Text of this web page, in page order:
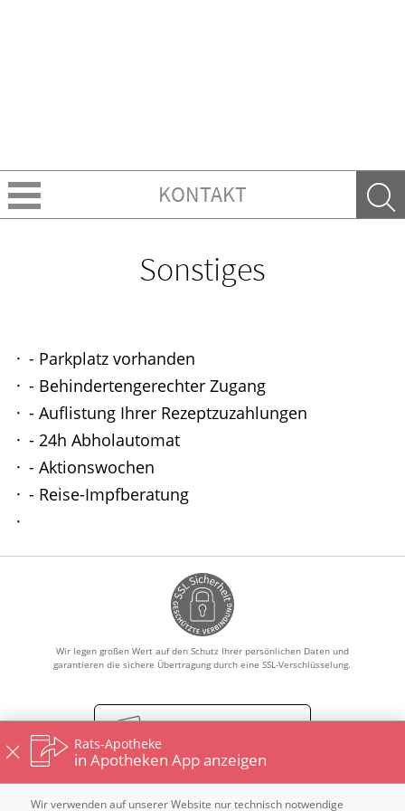
KONTAKT
Krankheiten & Therapie
HOMÖOPATHIE
ELTERN UND KIND
Sonstiges
- Parkplatz vorhanden
- Behindertengerechter Zugang
- Auflistung Ihrer Rezeptzuzahlungen
- 24h Abholautomat
- Aktionswochen
- Reise-Impfberatung
Wir legen großen Wert auf den Schutz Ihrer persönlichen Daten und
garantieren die sichere Übertragung durch eine SSL-Verschlüsselung.
Vertrag widerrufen
Rats-Apotheke
in Apotheken App anzeigen
Wir verwenden auf unserer Website nur technisch notwendige